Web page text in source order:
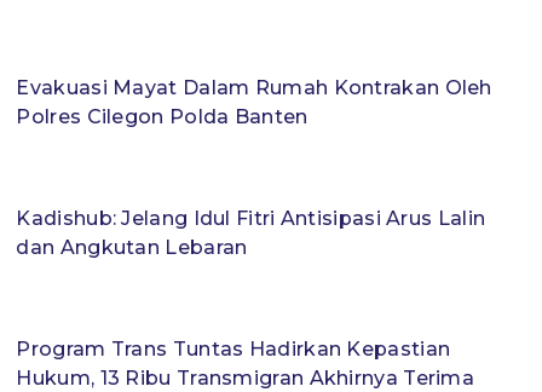
Evakuasi Mayat Dalam Rumah Kontrakan Oleh
Polres Cilegon Polda Banten
Kadishub: Jelang Idul Fitri Antisipasi Arus Lalin
dan Angkutan Lebaran
Program Trans Tuntas Hadirkan Kepastian
Hukum, 13 Ribu Transmigran Akhirnya Terima